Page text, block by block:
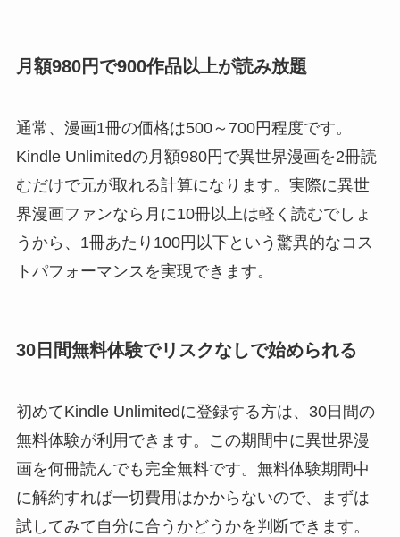
月額980円で900作品以上が読み放題
通常、漫画1冊の価格は500～700円程度です。
Kindle Unlimitedの月額980円で異世界漫画を2冊読
むだけで元が取れる計算になります。実際に異世
界漫画ファンなら月に10冊以上は軽く読むでしょ
うから、1冊あたり100円以下という驚異的なコス
トパフォーマンスを実現できます。
30日間無料体験でリスクなしで始められる
初めてKindle Unlimitedに登録する方は、30日間の
無料体験が利用できます。この期間中に異世界漫
画を何冊読んでも完全無料です。無料体験期間中
に解約すれば一切費用はかからないので、まずは
試してみて自分に合うかどうかを判断できます。